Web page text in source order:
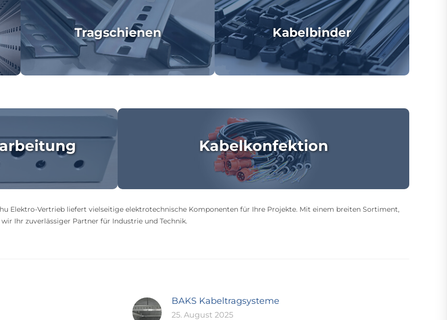
Tragschienen Kabelbinder
Kabelkonfektion
Elektro-Vertrieb liefert vielseitige elektrotechnische Komponenten für Ihre Projekte. Mit einem breiten Sortiment,
Ihr zuverlässiger Partner für Industrie und Technik.
BAKS Kabeltragsysteme
25. August 2025